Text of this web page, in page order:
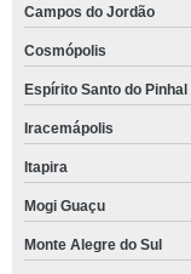
Campos do Jordão
Cosmópolis
Espírito Santo do Pinhal
Iracemápolis
Itapira
Mogi Guaçu
Monte Alegre do Sul